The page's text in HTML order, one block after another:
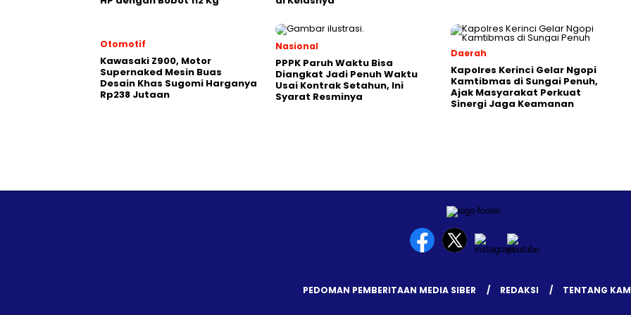
Otomotif
Kawasaki Z900, Motor
Supernaked Mesin Buas
Desain Khas Sugomi Harganya
Rp238 Jutaan
Nasional
PPPK Paruh Waktu Bisa
Diangkat Jadi Penuh Waktu
Usai Kontrak Setahun, Ini
Syarat Resminya
Daerah
Kapolres Kerinci Gelar Ngopi
Kamtibmas di Sungai Penuh,
Ajak Masyarakat Perkuat
Sinergi Jaga Keamanan
PEDOMAN PEMBERITAAN MEDIA SIBER REDAKSI TENTANG